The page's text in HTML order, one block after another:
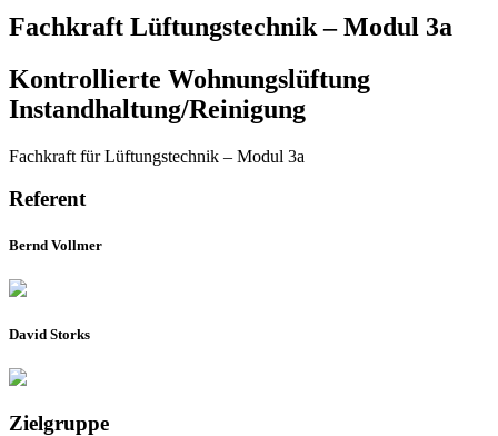
Fachkraft Lüftungstechnik – Modul 3a
Kontrollierte Wohnungslüftung
Instandhaltung/Reinigung
Fachkraft für Lüftungstechnik – Modul 3a
Referent
Bernd Vollmer
David Storks
Zielgruppe